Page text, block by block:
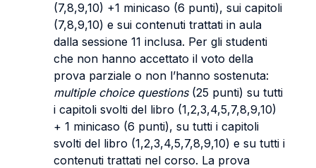
(7,8,9,10) +1 minicaso (6 punti), sui capitoli
(7,8,9,10) e sui contenuti trattati in aula
dalla sessione 11 inclusa. Per gli studenti
che non hanno accettato il voto della
prova parziale o non l’hanno sostenuta:
multiple choice questions(25 punti) su tutti
i capitoli svolti del libro (1,2,3,4,5,7,8,9,10)
+ 1 minicaso (6 punti), su tutti i capitoli
svolti del libro (1,2,3,4,5,7,8,9,10) e su tutti i
contenuti trattati nel corso. La prova